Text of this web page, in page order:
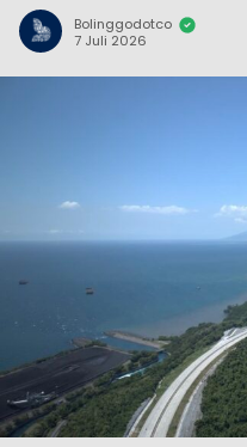
Bolinggodotco
7 Juli 2026